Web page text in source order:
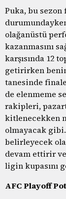
Puka, bu
olağanüstü
kazanmasını
karşısında 12
getirirken
tanesinde
de elenmeme
rakipleri,
kitlenecekken
olmayacak
belirleyecek
devam ettirir
ligin kupasını
AFC Playoff